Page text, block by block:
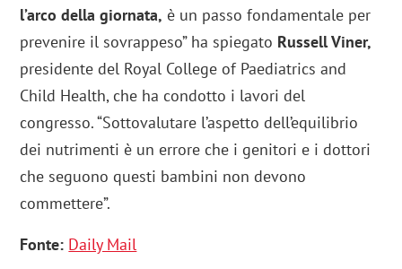
l’arco della giornata, è un passo fondamentale per
prevenire il sovrappeso” ha spiegato Russell Viner,
presidente del Royal College of Paediatrics and
Child Health, che ha condotto i lavori del
congresso. “Sottovalutare l’aspetto dell’equilibrio
dei nutrimenti è un errore che i genitori e i dottori
che seguono questi bambini non devono
commettere”.
Fonte: Daily Mail